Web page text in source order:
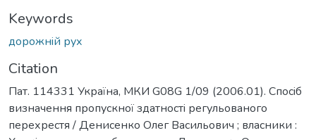
Keywords
дорожнiй рух
Citation
Пат. 114331 Україна, МКИ G08G 1/09 (2006.01). Спосiб
визначення пропускної здатностi регульованого
перехрестя / Денисенко Олег Васильович ; власники :